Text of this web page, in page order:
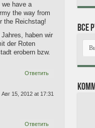
we have a
the way from
the Reichstag!
haben wir
der Roten
erobern bzw.
Ответить
Авг 15, 2012 at 17:31
Ответить
Все